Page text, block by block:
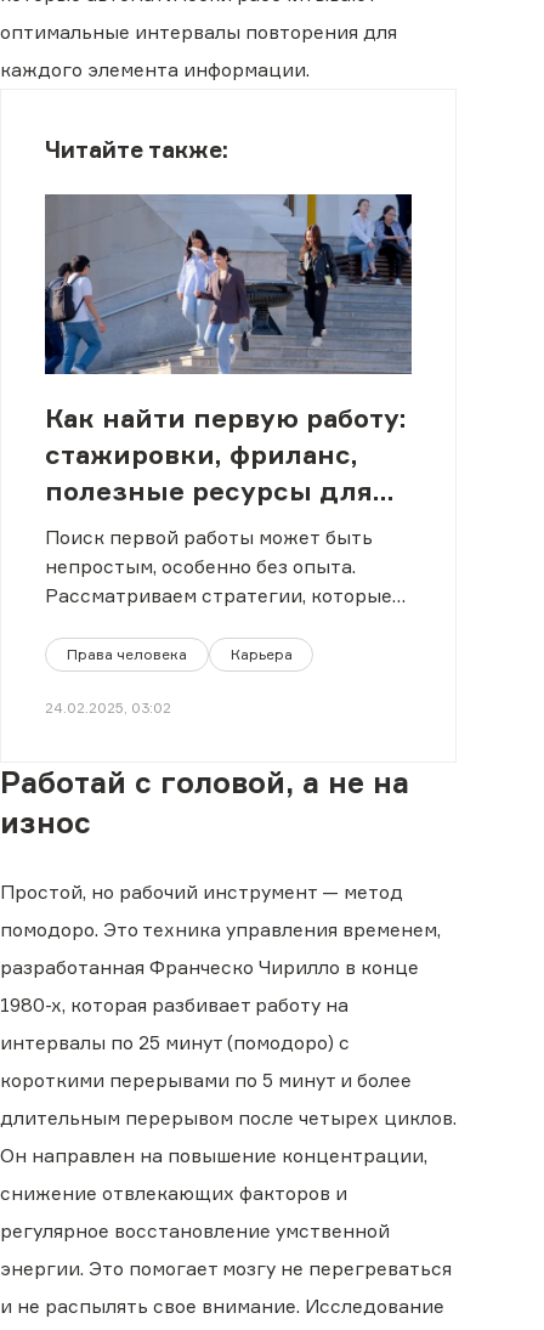
оптимальные интервалы повторения для
каждого элемента информации.
Читайте также:
Как найти первую работу:
стажировки, фриланс,
полезные ресурсы для
студентов
Поиск первой работы может быть
непростым, особенно без опыта.
Рассматриваем стратегии, которые
Права человека Карьера
24.02.2025, 03:02
Работай с головой, а не на
износ
Простой, но рабочий инструмент — метод
помодоро. Это техника управления временем,
разработанная Франческо Чирилло в конце
1980-х, которая разбивает работу на
интервалы по 25 минут (помодоро) с
короткими перерывами по 5 минут и более
длительным перерывом после четырех циклов.
Он направлен на повышение концентрации,
снижение отвлекающих факторов и
регулярное восстановление умственной
энергии. Это помогает мозгу не перегреваться
и не распылять свое внимание. Исследование